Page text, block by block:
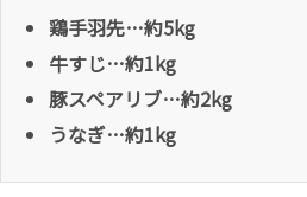
鶏手羽先…約5kg
牛すじ…約1kg
豚スペアリブ…約2kg
うなぎ…約1kg